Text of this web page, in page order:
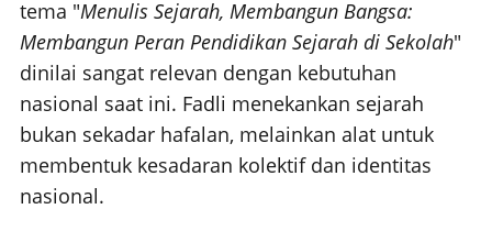
tema "Menulis Sejarah, Membangun Bangsa:
Membangun Peran Pendidikan Sejarah di Sekolah"
dinilai sangat relevan dengan kebutuhan
nasional saat ini. Fadli menekankan sejarah
bukan sekadar hafalan, melainkan alat untuk
membentuk kesadaran kolektif dan identitas
nasional.